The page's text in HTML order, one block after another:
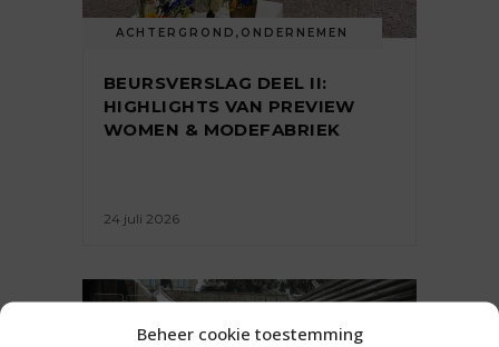
Beheer cookie toestemming
ACHTERGROND , ONDERNEMEN
BEURSVERSLAG DEEL II:
HIGHLIGHTS VAN PREVIEW
WOMEN & MODEFABRIEK
24 juli 2026